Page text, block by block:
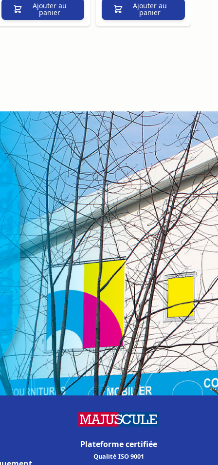
Ajouter au
panier
Ajouter au
panier
Plateforme certifiée
Qualité ISO 9001